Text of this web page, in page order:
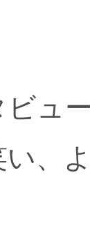
ビュ
、